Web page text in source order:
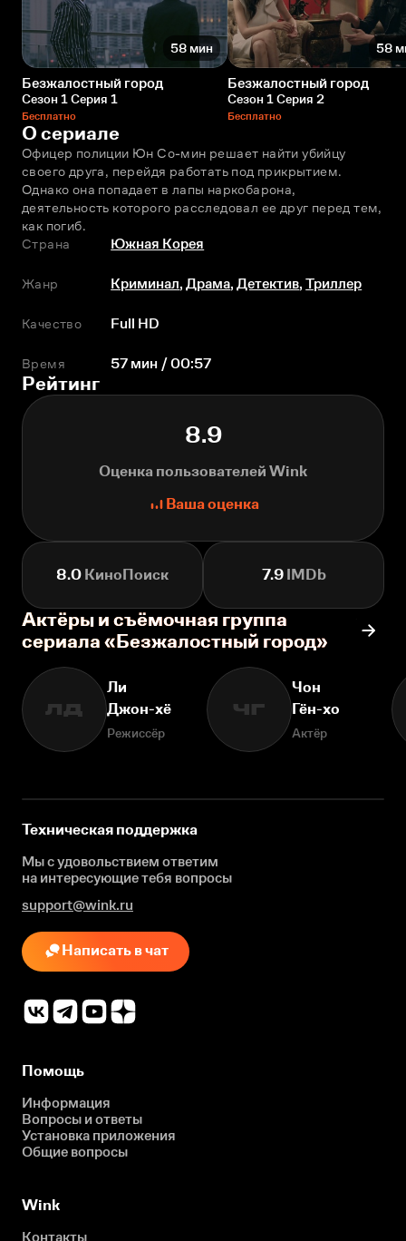
58 мин
Безжалостный город
Сезон 1 Серия 1
Бесплатно
58
Безжалостный город
Сезон 1 Серия 2
Бесплатно
О сериале
Офицер полиции Юн Со-мин решает найти убийцу
своего друга, перейдя работать под прикрытием.
Однако она попадает в лапы наркобарона,
деятельность которого расследовал еe друг перед тем,
как погиб.
Страна
Южная Корея
Жанр Криминал,Драма,Детектив,Триллер
Качество Full HD
Время 57 мин / 00:57
Рейтинг
8.9
Оценка пользователей Wink
Ваша оценка
8.0 КиноПоиск 7.9IMDb
Актёры и съёмочная группа
сериала «Безжалостный город»
ЛД
Ли
Джон-хё
Режиссёр
ЧГ
Чон
Гён-хо
Актёр
Техническая поддержка
Мы с удовольствием ответим
на интересующиетебя вопросы
support@wink.ru
Написать в чат
Помощь
Информация
Вопросы и ответы
Установка приложения
Общие вопросы
Wink
Контакты